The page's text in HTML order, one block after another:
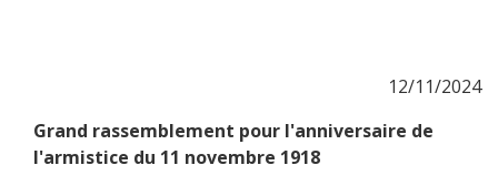
12/11/2024
Grand rassemblement pour l'anniversaire de
l'armistice du 11 novembre 1918